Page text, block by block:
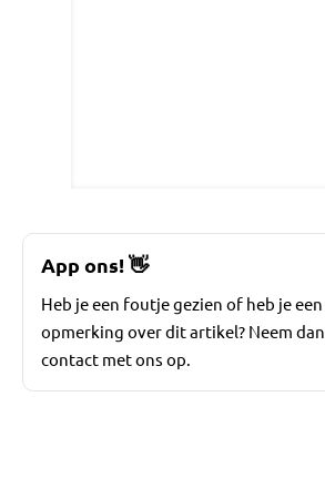
App ons!👋
Heb je een foutje gezien of heb je een
opmerking over dit artikel? Neem dan
contact met ons op.